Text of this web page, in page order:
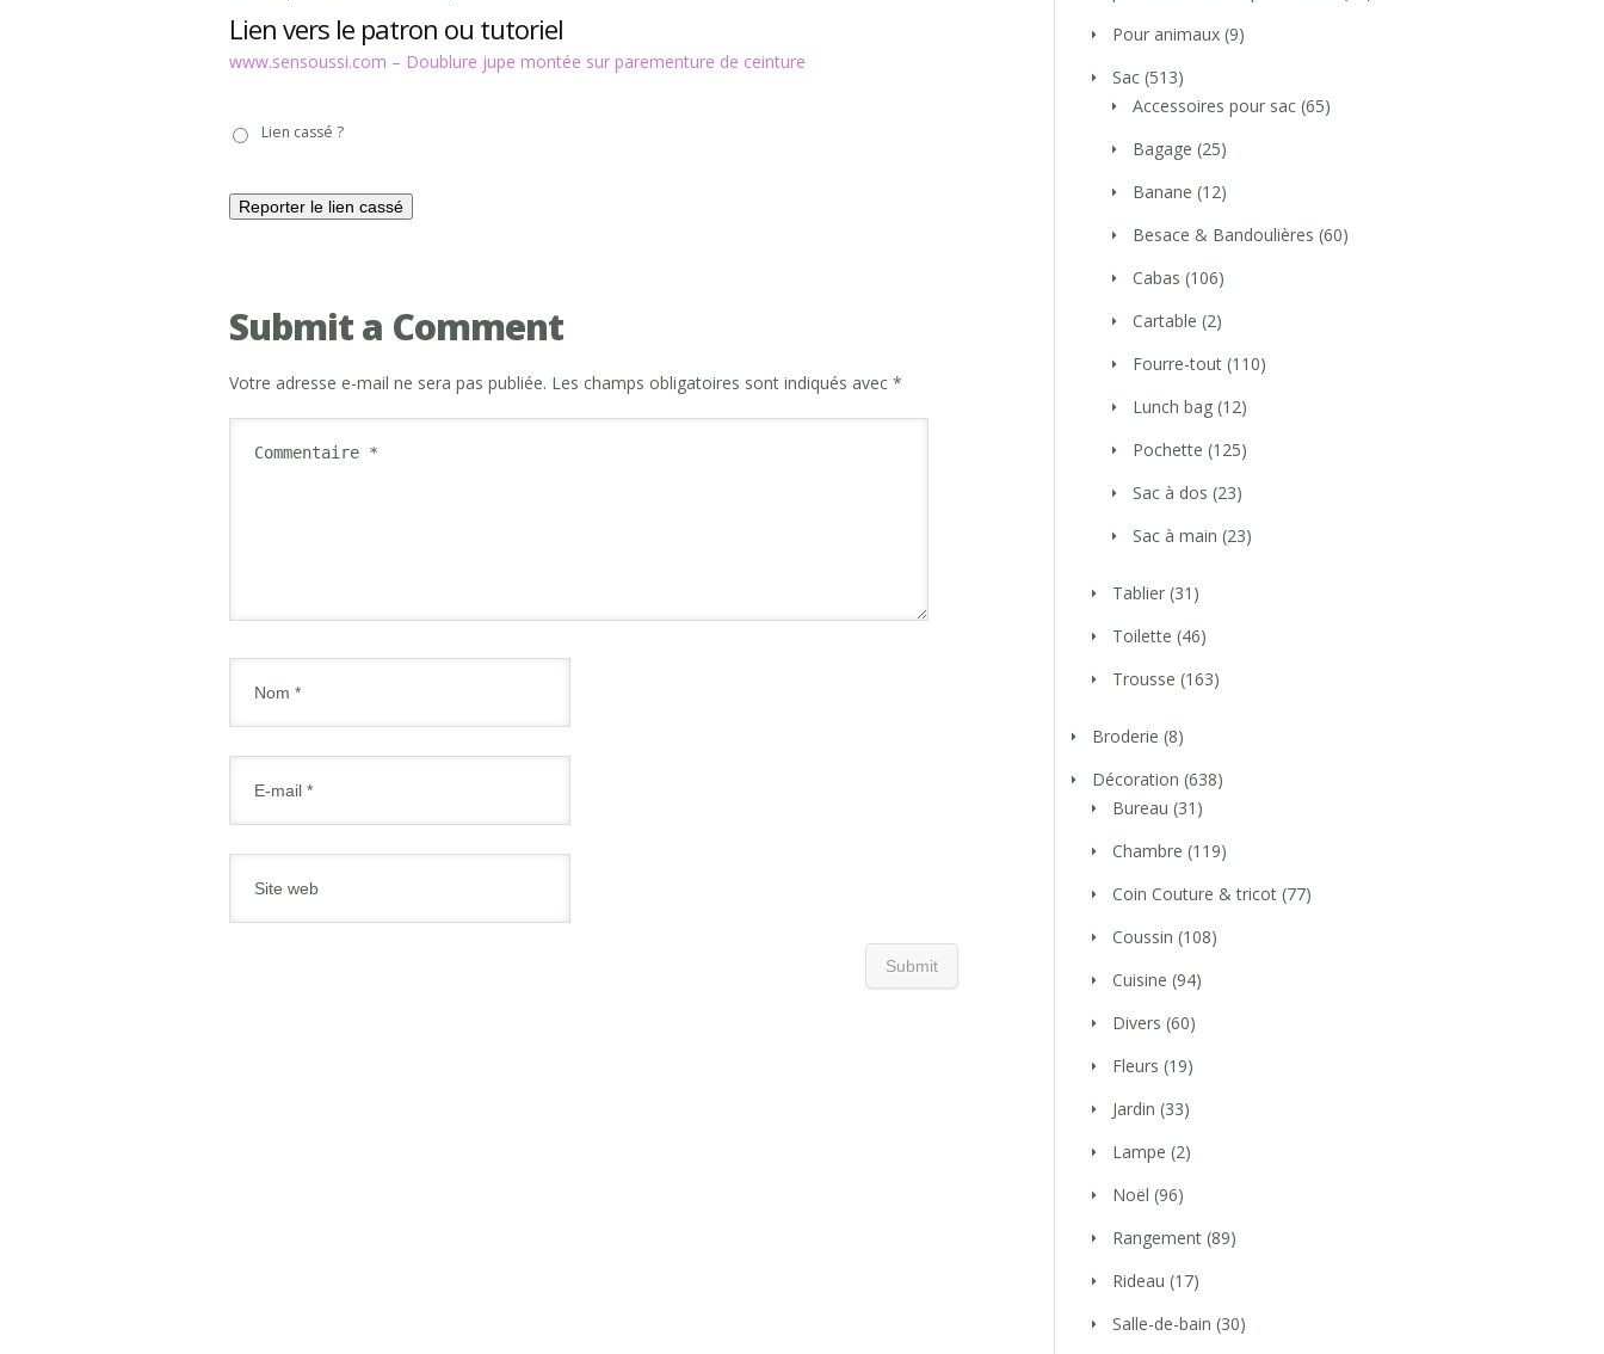
Lien vers le patron ou tutoriel
www.sensoussi.com – Doublure jupe montée sur parementure de ceinture
casséLien cassé ?
Submit a Comment
Votre adresse e-mail ne sera pas publiée. Les champs obligatoires sont indiqués avec *
Pour animaux (9)
Sac (513)
Accessoires pour sac (65)
Bagage (25)
Banane (12)
Besace & Bandoulières (60)
Cabas (106)
Cartable (2)
Fourre-tout (110)
Lunch bag (12)
Pochette (125)
Sac à dos (23)
Sac à main (23)
Tablier (31)
Toilette (46)
Trousse (163)
Broderie (8)
Décoration (638)
Bureau (31)
Chambre (119)
Coin Couture & tricot (77)
Coussin (108)
Cuisine (94)
Divers (60)
Fleurs (19)
Jardin (33)
Lampe (2)
Noël (96)
Rangement (89)
Rideau (17)
Salle-de-bain (30)